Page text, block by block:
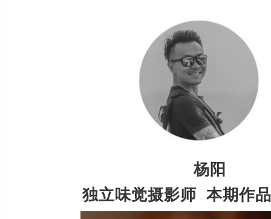
杨阳
独立味觉摄影师 本期作